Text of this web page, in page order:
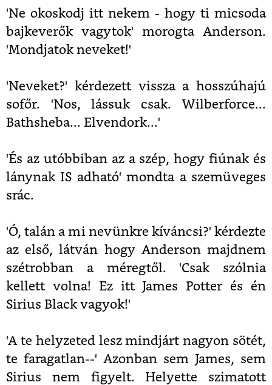
'Ne okoskodj itt nekem - hogy ti micsoda
bajkeverők vagytok' morogta Anderson.
'Mondjatok neveket!'
'Neveket?' kérdezett vissza a hosszúhajú
sofőr. 'Nos, lássuk csak. Wilberforce...
Bathsheba... Elvendork...'
'És az utóbbiban az a szép, hogy fiúnak és
lánynak IS adható' mondta a szemüveges
srác.
'Ó, talán a mi nevünkre kíváncsi?' kérdezte
az első, látván hogy Anderson majdnem
szétrobban a méregtől. 'Csak szólnia
kellett volna! Ez itt James Potter és én
Sirius Black vagyok!'
'A te helyzeted lesz mindjárt nagyon sötét,
te faragatlan--' Azonban sem James, sem
Sirius nem figyelt. Helyette szimatott